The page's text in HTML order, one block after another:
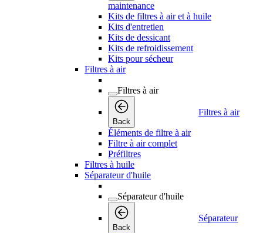
maintenance
Kits de filtres à air et à huile
Kits d'entretien
Kits de dessicant
Kits de refroidissement
Kits pour sécheur
Filtres à air
Filtres à air
Back
Filtres à air
Éléments de filtre à air
Filtre à air complet
Préfiltres
Filtres à huile
Séparateur d'huile
Séparateur d'huile
Back
Séparateur